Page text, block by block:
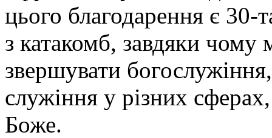
цього благодарення є
з катакомб, завдяки
звершувати
служіння у різних
Боже.